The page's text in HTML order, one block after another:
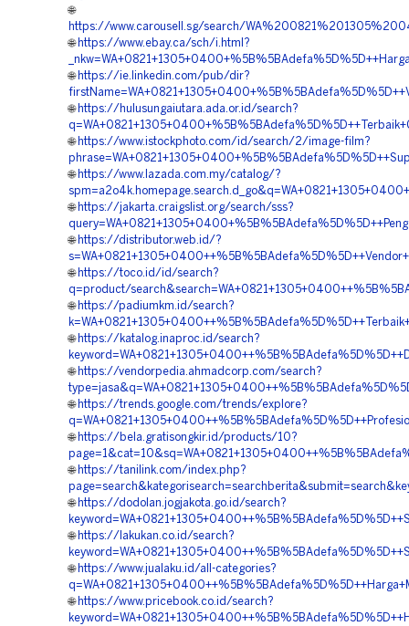
🌐
https://www.carousell.sg/search/
🌐 https://www.ebay.ca/sch/i.html?
🌐 https://ie.linkedin.com/pub/dir?
🌐 https://hulusungaiutara.ada.or.id/search?
🌐 https://www.istockphoto.com/id/search/2/image-film?
🌐 https://www.lazada.com.my/catalog/?
🌐 https://jakarta.craigslist.org/search/sss?
🌐 https://distributor.web.id/?
🌐 https://toco.id/id/search?
q=product/
🌐 https://padiumkm.id/search?
🌐 https://katalog.inaproc.id/search?
🌐 https://vendorpedia.ahmadcorp.com/search?
🌐 https://trends.google.com/trends/explore?
🌐 https://bela.gratisongkir.id/products/10?
🌐 https://tanilink.com/index.php?
🌐 https://dodolan.jogjakota.go.id/search?
🌐 https://lakukan.co.id/search?
🌐 https://www.jualaku.id/all-categories?
🌐 https://www.pricebook.co.id/search?